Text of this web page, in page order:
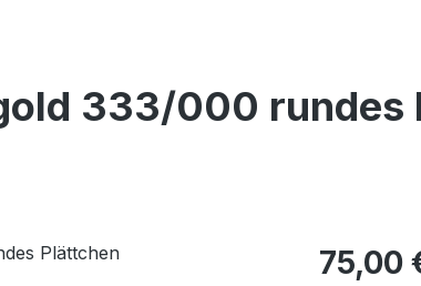
333/000 rundes
Regulärer
75,00